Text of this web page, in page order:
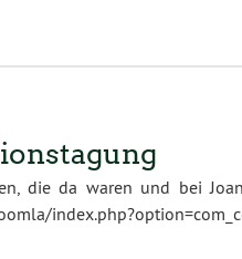
die da waren und bei